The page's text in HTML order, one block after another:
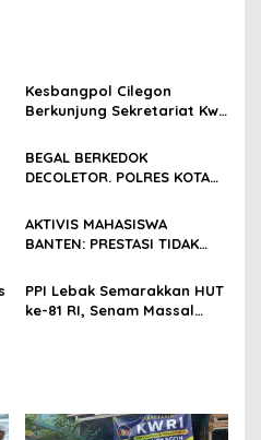
Kesbangpol Cilegon
Berkunjung Sekretariat Kwri
Kemitraan yang kokoh
BEGAL BERKEDOK
DECOLETOR. POLRES KOTA
TEGAS
AKTIVIS MAHASISWA
BANTEN: PRESTASI TIDAK
KETIDAKADILAN
PPI Lebak Semarakkan HUT
ke-81 RI, Senam Massal